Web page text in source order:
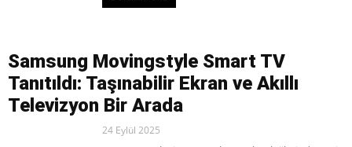
Samsung Movingstyle Smart TV
Tanıtıldı: Taşınabilir Ekran ve Akıllı
Televizyon Bir Arada
24 Eylül 2025